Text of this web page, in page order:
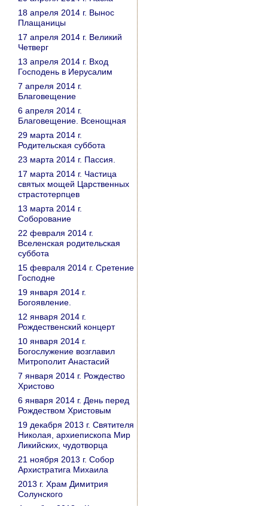
18 апреля 2014 г. Вынос
Плащаницы
17 апреля 2014 г. Великий
Четверг
13 апреля 2014 г. Вход
Господень в Иерусалим
7 апреля 2014 г.
Благовещение
6 апреля 2014 г.
Благовещение. Всенощная
29 марта 2014 г.
Родительская суббота
23 марта 2014 г. Пассия.
17 марта 2014 г. Частица
святых мощей Царственных
страстотерпцев
13 марта 2014 г.
Соборование
22 февраля 2014 г.
Вселенская родительская
суббота
15 февраля 2014 г. Сретение
Господне
19 января 2014 г.
Богоявление.
12 января 2014 г.
Рождественский концерт
10 января 2014 г.
Богослужение возглавил
Митрополит Анастасий
7 января 2014 г. Рождество
Христово
6 января 2014 г. День перед
Рождеством Христовым
19 декабря 2013 г. Святителя
Николая, архиепископа Мир
Ликийских, чудотворца
21 ноября 2013 г. Собор
Архистратига Михаила
2013 г. Храм Димитрия
Солунского